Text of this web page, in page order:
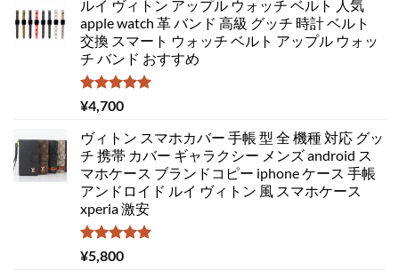
ルイ ヴィトン アップル ウォッチ ベルト 人気
apple watch 革 バンド 高級 グッチ 時計 ベルト
交換 スマート ウォッチ ベルト アップル ウォッ
チ バンド おすすめ
5段階中
5.00
¥4,700
ヴィトン スマホカバー 手帳 型 全 機種 対応 グッ
チ 携帯 カバー ギャラクシー メンズ android ス
マホケース ブランドコピー iphone ケース 手帳
アンドロイド ルイ ヴィトン 風 スマホケース
xperia 激安
5段階中
5.00
¥5,800